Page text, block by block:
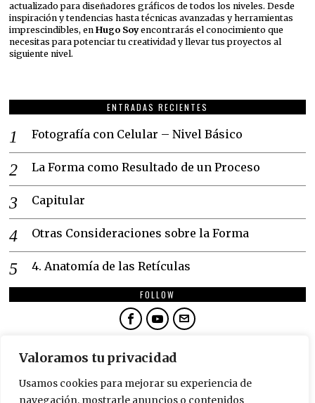
Valoramos tu privacidad
Usamos cookies para mejorar su experiencia de
navegación, mostrarle anuncios o contenidos
actualizado para diseñadores gráficos de todos los niveles. Desde
inspiración y tendencias hasta técnicas avanzadas y herramientas
imprescindibles, enHugo Soyencontrarás el conocimiento que
necesitas para potenciar tu creatividad y llevar tus proyectos al
siguiente nivel.
ENTRADAS RECIENTES
Fotografía con Celular – Nivel Básico
La Forma como Resultado de un Proceso
Capitular
Otras Consideraciones sobre la Forma
4. Anatomía de las Retículas
FOLLOW
NEWSLETTER